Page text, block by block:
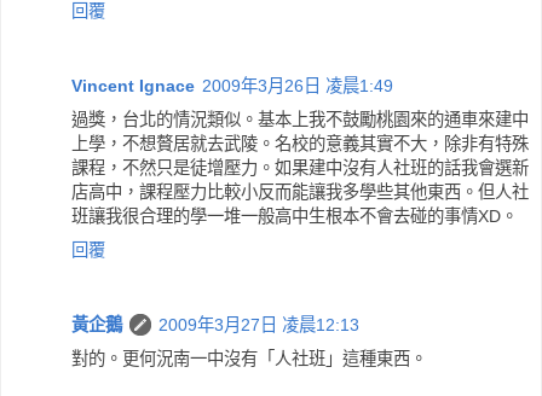
回覆
Vincent Ignace 2009年3月26日 凌晨1:49
過獎，台北的情況類似。基本上我不鼓勵桃園來的通車來建中
上學，不想贅居就去武陵。名校的意義其實不大，除非有特殊
課程，不然只是徒增壓力。如果建中沒有人社班的話我會選新
店高中，課程壓力比較小反而能讓我多學些其他東西。但人社
班讓我很合理的學一堆一般高中生根本不會去碰的事情XD。
回覆
黃企鵝
2009年3月27日 凌晨12:13
對的。更何況南一中沒有「人社班」這種東西。